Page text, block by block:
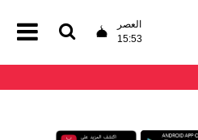
العصر
15:53